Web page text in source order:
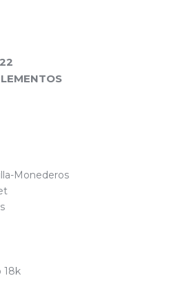
Monederos
18k